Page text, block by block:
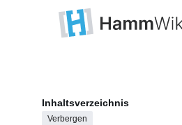
Hauptmenü
Inhaltsverzeichnis
Verbergen